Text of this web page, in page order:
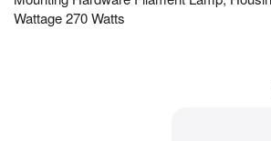
Wattage ‎270 Watts